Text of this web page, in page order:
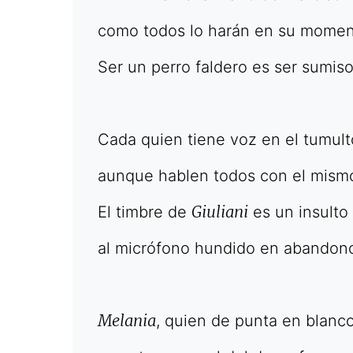
como todos lo harán en su
Ser un perro faldero es ser
Cada quien tiene voz en el
aunque hablen todos con el
El timbre de Giuliani es un insulto
al micrófono hundido en
Melania, quien de punta en
EDICIÓN MÉXICO
SUSCRÍBETE